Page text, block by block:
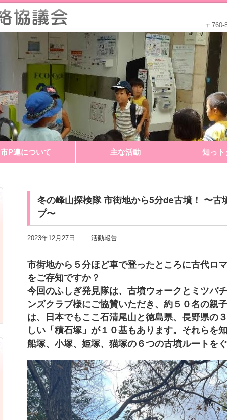
〒
市P連について 主な活動 知っト
冬の峰山探検隊 市街地から5分de古墳！ 〜古
プ〜
2023年12月27日 活動報告
市街地から５分ほど車で登ったところに古代ロ
をご存知ですか？
今回のふしぎ発見隊は、古墳ウォークとミツバ
ンズクラブ様にご協賛いただき、約５０名の親
は、日本でもここ石清尾山と徳島県、長野県の
しい「積石塚」が１０基もあります。それらを
船塚、小塚、姫塚、猫塚の６つの古墳ルートを